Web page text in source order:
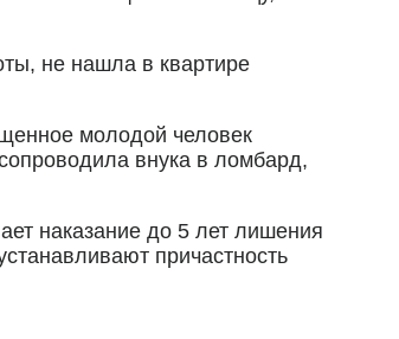
не нашла в квартире
молодой человек
внука в ломбард,
наказание до 5 лет лишения
причастность